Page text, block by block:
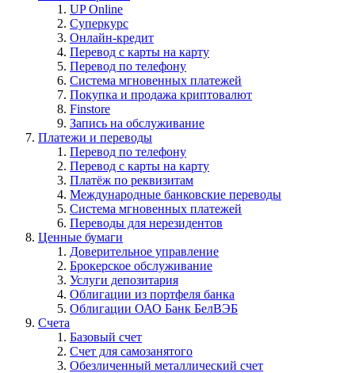
UP Online
Суперкурс
Онлайн-кредит
Перевод с карты на карту
Перевод по телефону
Система мгновенных платежей
Покупка и продажа криптовалют
Finstore
Запись на обслуживание
Платежи и переводы
Перевод по телефону
Перевод с карты на карту
Платёж по реквизитам
Международные банковские переводы
Система мгновенных платежей
Переводы для нерезидентов
Ценные бумаги
Доверительное управление
Брокерское обслуживание
Услуги депозитария
Облигации из портфеля банка
Облигации ОАО Банк БелВЭБ
Счета
Базовый счет
Счет для самозанятого
Обезличенный металлический счет